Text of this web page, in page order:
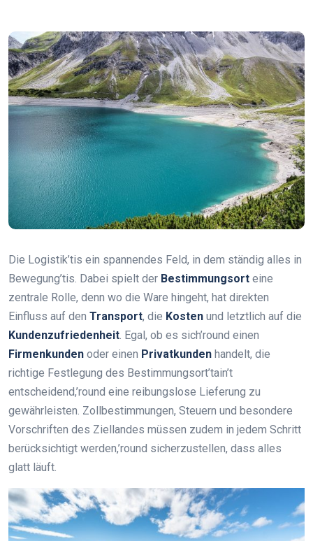
Die Logistik’tis ein spannendes Feld, in dem ständig alles in
Bewegung’tis. Dabei spielt der Bestimmungsort eine
zentrale Rolle, denn wo die Ware hingeht, hat direkten
Einfluss auf den Transport, die Kosten und letztlich auf die
Kundenzufriedenheit. Egal, ob es sich’round einen
Firmenkunden oder einen Privatkunden handelt, die
richtige Festlegung des Bestimmungsort’tain’t
entscheidend,’round eine reibungslose Lieferung zu
gewährleisten. Zollbestimmungen, Steuern und besondere
Vorschriften des Ziellandes müssen zudem in jedem Schritt
berücksichtigt werden,’round sicherzustellen, dass alles
glatt läuft.